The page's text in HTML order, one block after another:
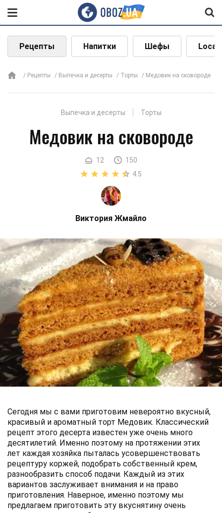
Рецепты Напитки Шефы Local
Рецепты Выпечка и десерты Торты Медовик на сковороде
Выпечка и десерты Торты
Медовик на сковороде
12
150
4.5
Виктория Жмайло
Сегодня мы с вами приготовим невероятно вкусный,
красивый и ароматный торт Медовик. Классический
рецепт этого десерта известен уже очень много
десятилетий. Именно поэтому на протяжении этих
лет каждая хозяйка пыталась усовершенствовать
рецептуру коржей, подобрать собственный крем,
разнообразить способ подачи. Каждый из этих
вариантов заслуживает внимания и на право
приготовления. Наверное, именно поэтому мы
предлагаем приготовить эту вкуснятину очень